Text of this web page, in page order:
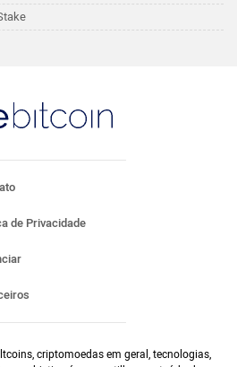
de Privacidade
criptomoedas em geral, tecnologias,